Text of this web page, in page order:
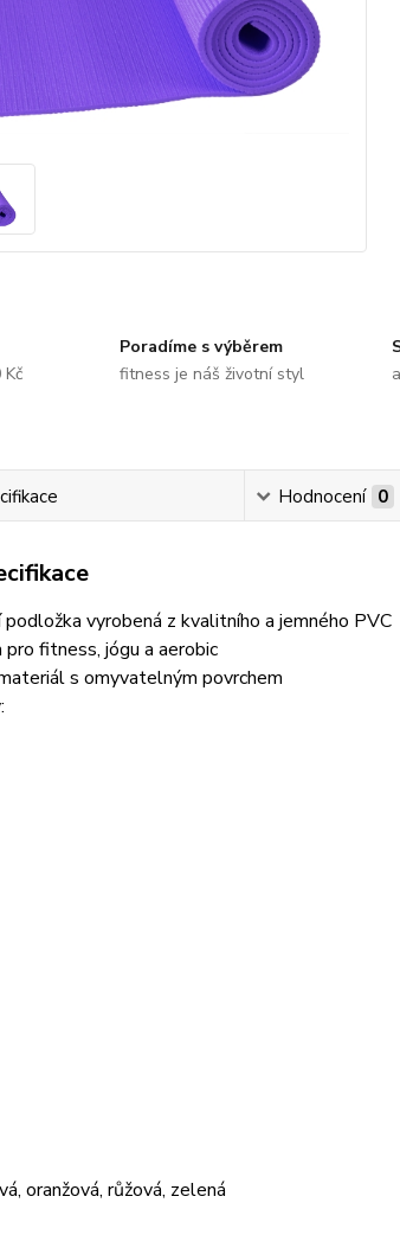
Poradíme s výběrem
fitness je náš životní styl
Hodnocení 0
podložka vyrobená z kvalitního a jemného PVC
fitness, jógu a aerobic
s omyvatelným povrchem
oranžová, růžová, zelená